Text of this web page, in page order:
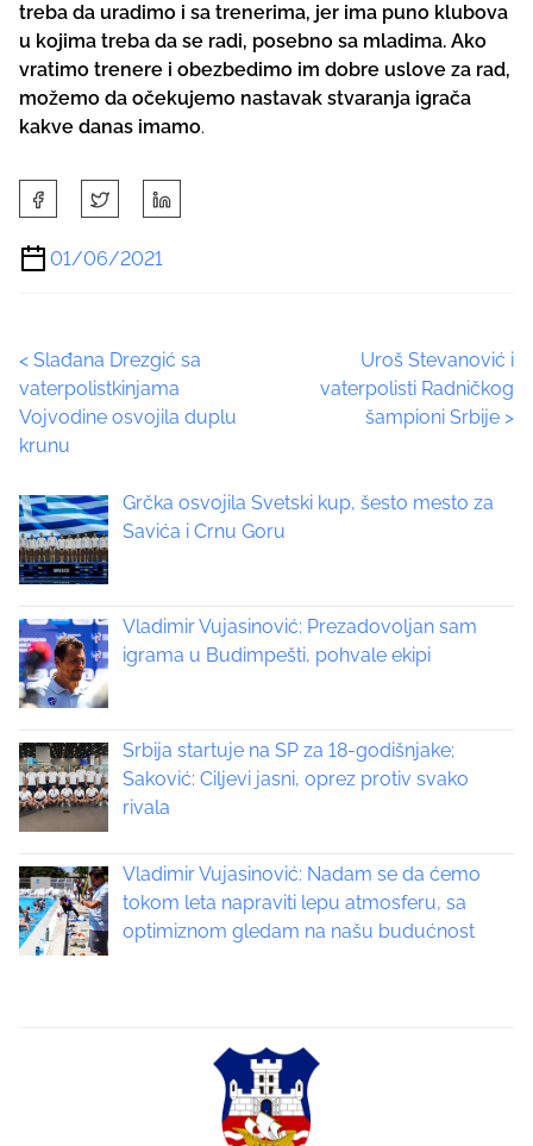
treba da uradimo i sa trenerima, jer ima puno klubova
u kojima treba da se radi, posebno sa mladima. Ako
vratimo trenere i obezbedimo im dobre uslove za rad,
možemo da očekujemo nastavak stvaranja igrača
kakve danas imamo.
h
a
r
h
i
s
p
s
t
o
:
01/06/2021
P
o
s
t
s
a
v
i
g
a
t
i
< Slađana Drezgić sa
vaterpolistkinjama
Vojvodine osvojila duplu
krunu
Uroš Stevanović i
vaterpolisti Radničkog
šampioni Srbije >
Grčka osvojila Svetski kup, šesto mesto za
Savića i Crnu Goru
Vladimir Vujasinović: Prezadovoljan sam
igrama u Budimpešti, pohvale ekipi
Srbija startuje na SP za 18-godišnjake;
Saković: Ciljevi jasni, oprez protiv svako
rivala
Vladimir Vujasinović: Nadam se da ćemo
tokom leta napraviti lepu atmosferu, sa
optimiznom gledam na našu budućnost